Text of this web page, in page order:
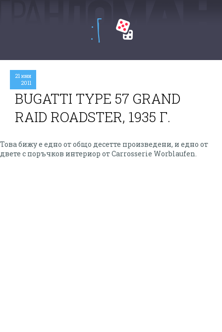
:Г
21 юни
2011
BUGATTI TYPE 57 GRAND
RAID ROADSTER, 1935 Г.
Това бижу е едно от общо десетте произведени, и едно от
двете с поръчков интериор от Carrosserie Worblaufen.